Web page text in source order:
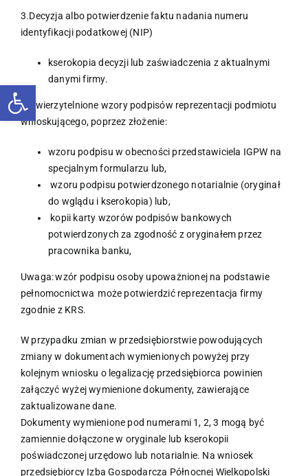
Otwórz pasek narzędzi
3.Decyzja albo potwierdzenie faktu nadania numeru
identyfikacji podatkowej (NIP)
kserokopia decyzji lub zaświadczenia z aktualnymi
danymi firmy.
4.Uwierzytelnione wzory podpisów reprezentacji podmiotu
wnioskującego, poprzez złożenie:
wzoru podpisu w obecności przedstawiciela IGPW na
specjalnym formularzu lub,
wzoru podpisu potwierdzonego notarialnie (oryginał
do wglądu i kserokopia) lub,
kopii karty wzorów podpisów bankowych
potwierdzonych za zgodność z oryginałem przez
pracownika banku,
Uwaga: wzór podpisu osoby upoważnionej na podstawie
pełnomocnictwa może potwierdzić reprezentacja firmy
zgodnie z KRS.
W przypadku zmian w przedsiębiorstwie powodujących
zmiany w dokumentach wymienionych powyżej przy
kolejnym wniosku o legalizację przedsiębiorca powinien
załączyć wyżej wymienione dokumenty, zawierające
zaktualizowane dane.
Dokumenty wymienione pod numerami 1, 2, 3 mogą być
zamiennie dołączone w oryginale lub kserokopii
poświadczonej urzędowo lub notarialnie. Na wniosek
przedsiębiorcy Izba Gospodarcza Północnej Wielkopolski